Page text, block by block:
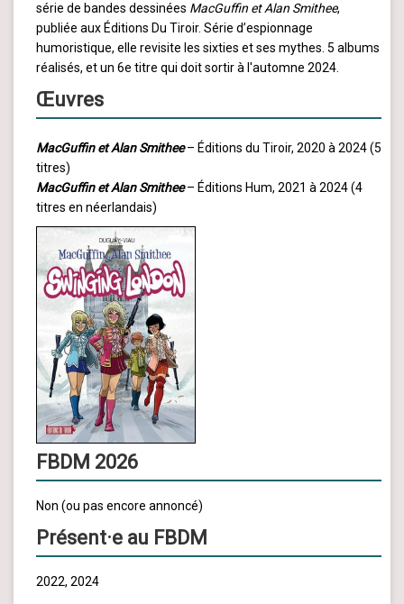
série de bandes dessinées MacGuffin et Alan Smithee,
publiée aux Éditions Du Tiroir. Série d’espionnage
humoristique, elle revisite les sixties et ses mythes. 5 albums
réalisés, et un 6e titre qui doit sortir à l'automne 2024.
Œuvres
MacGuffin et Alan Smithee– Éditions du Tiroir, 2020 à 2024 (5
titres)
MacGuffin et Alan Smithee– Éditions Hum, 2021 à 2024 (4
titres en néerlandais)
FBDM 2026
Non (ou pas encore annoncé)
Présent·e au FBDM
2022, 2024